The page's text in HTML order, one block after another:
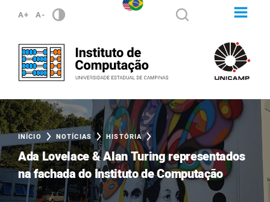
A+ A-
INÍCIO NOTÍCIAS HISTÓRIA
Ada Lovelace & Alan Turing representados
na fachada do Instituto de Computação